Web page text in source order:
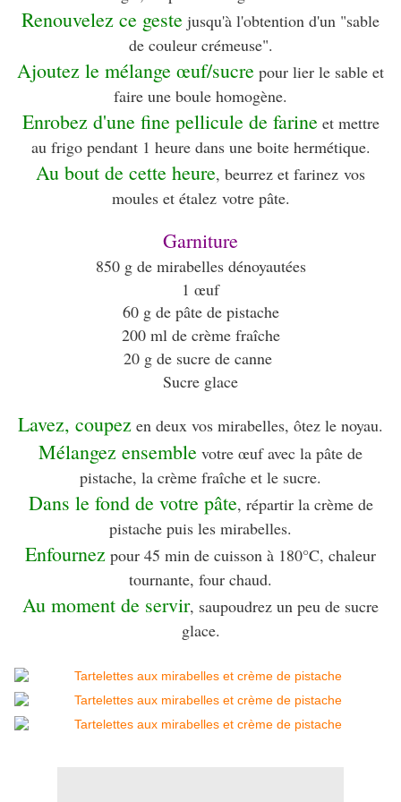
Renouvelez ce geste jusqu'à l'obtention d'un "sable
de couleur crémeuse".
Ajoutez le mélange œuf/sucre pour lier le sable et
faire une boule homogène.
Enrobez d'une fine pellicule de farineet mettre
au frigo pendant 1 heure dans une boite hermétique.
Au bout de cette heure, beurrez et farinez vos
moules et étalez votre pâte.
Garniture
850 g de mirabelles dénoyautées
1 œuf
60 g de pâte de pistache
200 ml de crème fraîche
20 g de sucre de canne
Sucre glace
Lavez, coupez en deux vos mirabelles, ôtez le noyau.
Mélangez ensemble votre œuf avec la pâte de
pistache, la crème fraîche et le sucre.
Dans le fond de votre pâte, répartir la crème de
pistache puis les mirabelles.
Enfournez pour 45 min de cuisson à 180°C, chaleur
tournante, four chaud.
Au moment de servir, saupoudrez un peu de sucre
glace.